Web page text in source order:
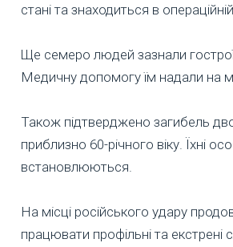
стані та знаходиться в операційній.
Ще семеро людей зазнали гострої
Медичну допомогу їм надали на
Також підтверджено загибель
приблизно 60-річного віку. Їхні
встановлюються.
На місці російського удару
працювати профільні та екстрені